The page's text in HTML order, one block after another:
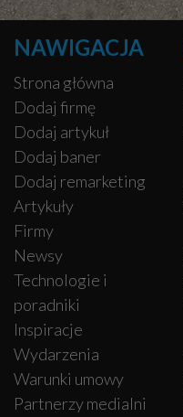
NAWIGACJA
Strona główna
Dodaj firmę
Dodaj artykuł
Dodaj baner
Dodaj remarketing
Artykuły
Firmy
Newsy
Technologie i
poradniki
Inspiracje
Wydarzenia
Warunki umowy
Partnerzy medialni